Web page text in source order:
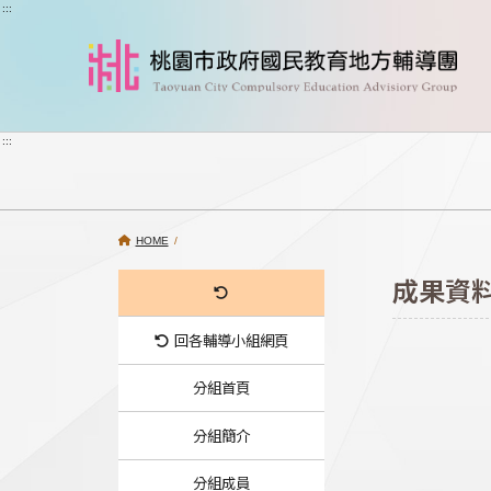
跳到主要內容
:::
:::
HOME /
回各輔導小組網頁
分組首頁
分組簡介
分組成員
成果資